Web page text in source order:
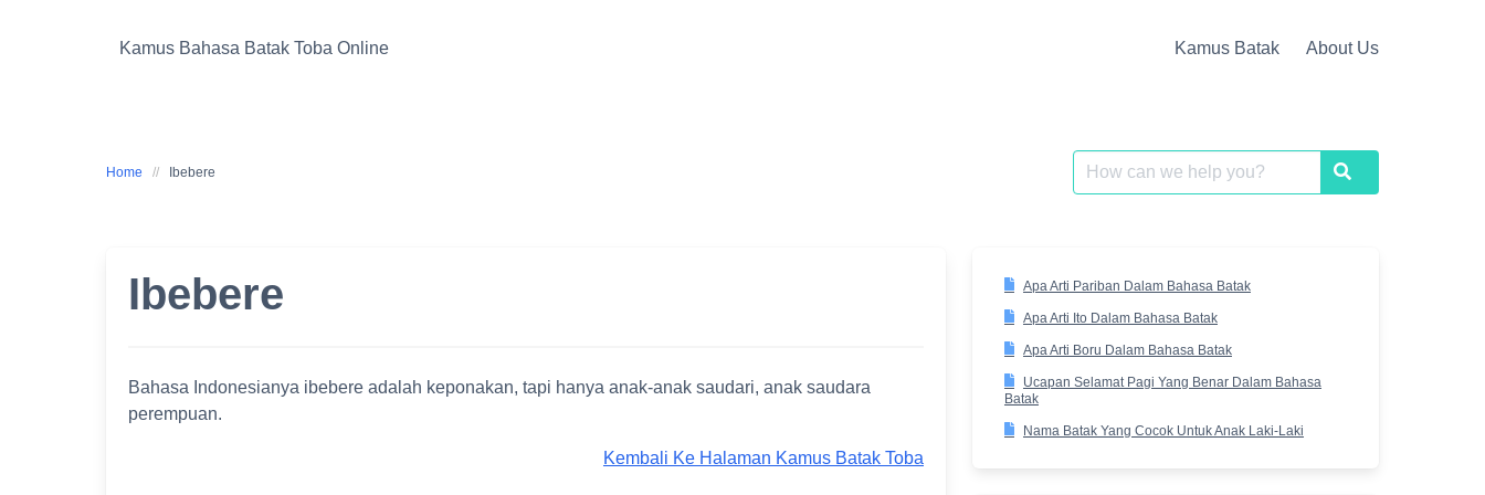
Kamus Bahasa Batak Toba Online Kamus Batak About Us
Home Ibebere
Search
for:
Search
Apa Arti Pariban Dalam Bahasa Batak
Apa Arti Ito Dalam Bahasa Batak
Apa Arti Boru Dalam Bahasa Batak
Ucapan Selamat Pagi Yang Benar Dalam Bahasa
Batak
Nama Batak Yang Cocok Untuk Anak Laki-Laki
Ibebere
Bahasa Indonesianya ibebere adalah keponakan, tapi hanya anak-anak saudari, anak saudara
perempuan.
Kembali Ke Halaman Kamus Batak Toba